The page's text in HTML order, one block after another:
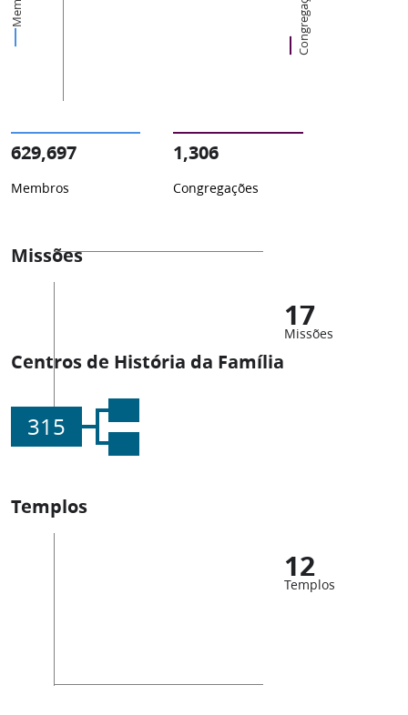
Congregações
629,697
Membros
1,306
Congregações
Missões
17
Missões
Centros de História da Família
315
Templos
12
Templos